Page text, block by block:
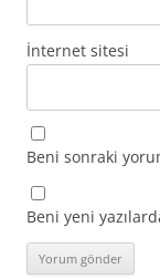
İnternet sitesi
Beni sonraki
Beni yeni